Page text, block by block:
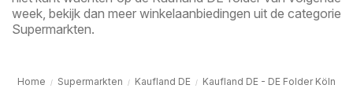
week, bekijk dan meer winkelaanbiedingen uit de categorie
Supermarkten.
Home Supermarkten Kaufland DE Kaufland DE - DE Folder Köln